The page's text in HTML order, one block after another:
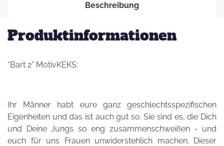
Beschreibung
Produktinformationen
“Bart 2” MotivKEKS:
Ihr Männer habt eure ganz geschlechtsspezifischen
Eigenheiten und das ist auch gut so. Sie sind es, die Dich
und Deine Jungs so eng zusammenschweißen - und
euch für uns Frauen unwiderstehlich machen. Dieser